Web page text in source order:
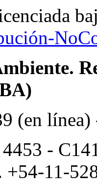
(en
-
+54-11-